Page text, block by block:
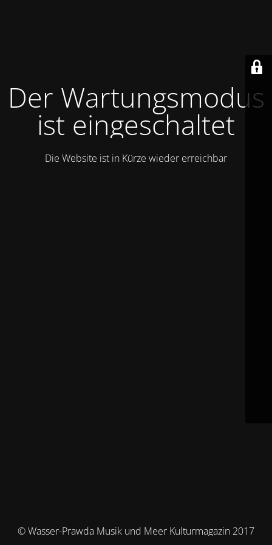
Der Wartungsmodus
ist eingeschaltet
Die Website ist in Kürze wieder erreichbar
© Wasser-Prawda Musik und Meer Kulturmagazin 2017